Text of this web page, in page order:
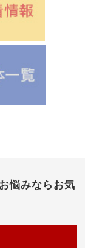
悩みなら お気